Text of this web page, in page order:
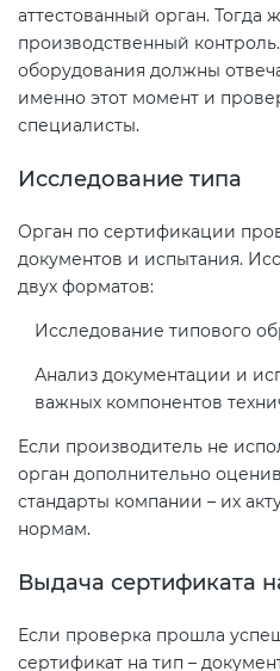
аттестованный орган. Тогда
производственный
оборудования должны
именно этот момент и
специалисты.
Исследование типа
Орган по сертификации
документов и испытания.
двух форматов:
Исследование типового
Анализ документации и
важных компонентов
Если производитель не
орган дополнительно
стандарты компании – их
нормам.
Выдача сертификата
Если проверка прошла
сертификат на тип –